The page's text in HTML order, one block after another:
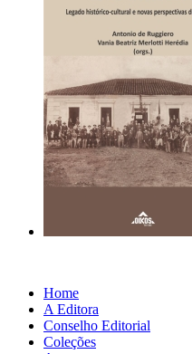
Home
A Editora
Conselho Editorial
Coleções